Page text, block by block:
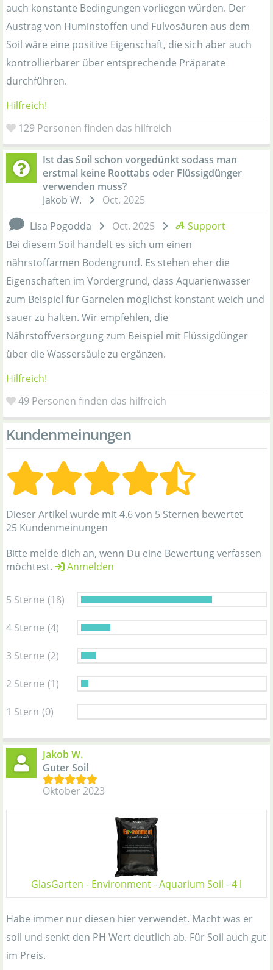
auch konstante Bedingungen vorliegen würden. Der
Austrag von Huminstoffen und Fulvosäuren aus dem
Soil wäre eine positive Eigenschaft, die sich aber auch
kontrollierbarer über entsprechende Präparate
durchführen.
Hilfreich!
129 Personen finden das hilfreich
Ist das Soil schon vorgedünkt sodass man
erstmal keine Roottabs oder Flüssigdünger
verwenden muss?
Jakob W.
Oct. 2025
Lisa Pogodda
Oct. 2025
Support
Bei diesem Soil handelt es sich um einen
nährstoffarmen Bodengrund. Es stehen eher die
Eigenschaften im Vordergrund, dass Aquarienwasser
zum Beispiel für Garnelen möglichst konstant weich und
sauer zu halten. Wir empfehlen, die
Nährstoffversorgung zum Beispiel mit Flüssigdünger
über die Wassersäule zu ergänzen.
Hilfreich!
49 Personen finden das hilfreich
Kundenmeinungen
Dieser Artikel wurde mit 4.6 von 5 Sternen bewertet
25 Kundenmeinungen
Bitte melde dich an, wenn Du eine Bewertung verfassen
möchtest.
Anmelden
5 Sterne (18)
4 Sterne (4)
3 Sterne (2)
2 Sterne (1)
1 Stern (0)
Jakob W.
Guter Soil
Oktober 2023
GlasGarten - Environment - Aquarium Soil - 4 l
Habe immer nur diesen hier verwendet. Macht was er
soll und senkt den PH Wert deutlich ab. Für Soil auch gut
im Preis.